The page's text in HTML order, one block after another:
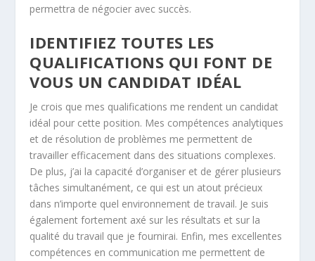
permettra de négocier avec succès.
IDENTIFIEZ TOUTES LES
QUALIFICATIONS QUI FONT DE
VOUS UN CANDIDAT IDÉAL
Je crois que mes qualifications me rendent un candidat
idéal pour cette position. Mes compétences analytiques
et de résolution de problèmes me permettent de
travailler efficacement dans des situations complexes.
De plus, j’ai la capacité d’organiser et de gérer plusieurs
tâches simultanément, ce qui est un atout précieux
dans n’importe quel environnement de travail. Je suis
également fortement axé sur les résultats et sur la
qualité du travail que je fournirai. Enfin, mes excellentes
compétences en communication me permettent de